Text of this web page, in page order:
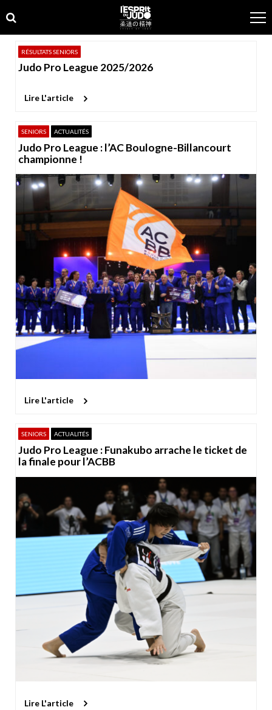
to
navigation
to
content
RÉSULTATS SENIORS
Judo Pro League 2025/2026
Lire L'article
SENIORS ACTUALITÉS
Judo Pro League : l’AC Boulogne-Billancourt
championne !
Lire L'article
SENIORS ACTUALITÉS
Judo Pro League : Funakubo arrache le ticket de
la finale pour l’ACBB
Lire L'article